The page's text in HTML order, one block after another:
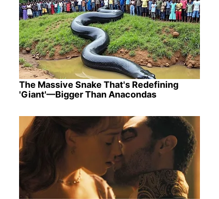
The Massive Snake That's Redefining
'Giant'—Bigger Than Anacondas